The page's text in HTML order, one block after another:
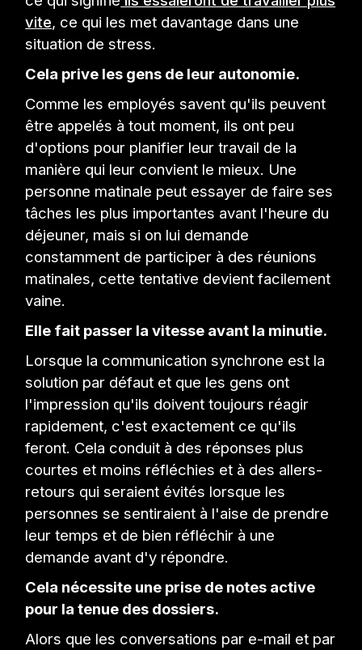
vite, ce qui les met davantage dans une
situation de stress.
Cela prive les gens de leur autonomie.
Comme les employés savent qu'ils peuvent
être appelés à tout moment, ils ont peu
d'options pour planifier leur travail de la
manière qui leur convient le mieux. Une
personne matinale peut essayer de faire ses
tâches les plus importantes avant l'heure du
déjeuner, mais si on lui demande
constamment de participer à des réunions
matinales, cette tentative devient facilement
vaine.
Elle fait passer la vitesse avant la minutie.
Lorsque la communication synchrone est la
solution par défaut et que les gens ont
l'impression qu'ils doivent toujours réagir
rapidement, c'est exactement ce qu'ils
feront. Cela conduit à des réponses plus
courtes et moins réfléchies et à des allers-
retours qui seraient évités lorsque les
personnes se sentiraient à l'aise de prendre
leur temps et de bien réfléchir à une
demande avant d'y répondre.
Cela nécessite une prise de notes active
pour la tenue des dossiers.
Alors que les conversations par e-mail et par